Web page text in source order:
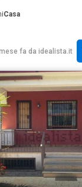
Casa
fa da idealista.it